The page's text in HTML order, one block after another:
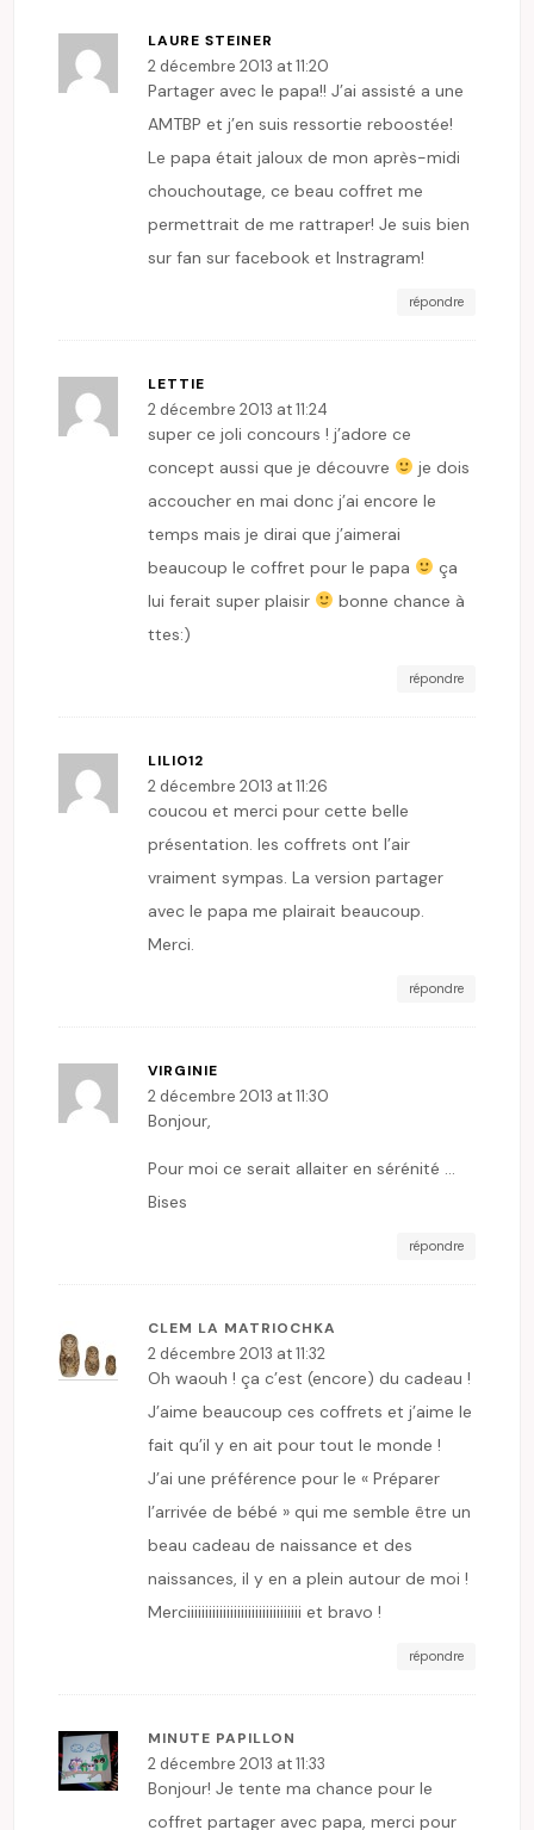
LAURE STEINER
2 décembre 2013 at 11:20
Partager avec le papa!! J’ai assisté a une
AMTBP et j’en suis ressortie reboostée!
Le papa était jaloux de mon après-midi
chouchoutage, ce beau coffret me
permettrait de me rattraper! Je suis bien
sur fan sur facebook et Instragram!
répondre
LETTIE
2 décembre 2013 at 11:24
super ce joli concours ! j’adore ce
concept aussi que je découvre
je dois
accoucher en mai donc j’ai encore le
temps mais je dirai que j’aimerai
beaucoup le coffret pour le papa
ça
lui ferait super plaisir
bonne chance à
ttes:)
répondre
LILI012
2 décembre 2013 at 11:26
coucou et merci pour cette belle
présentation. les coffrets ont l’air
vraiment sympas. La version partager
avec le papa me plairait beaucoup.
Merci.
répondre
VIRGINIE
2 décembre 2013 at 11:30
Bonjour,
Pour moi ce serait allaiter en sérénité …
Bises
répondre
CLEM LA MATRIOCHKA
2 décembre 2013 at 11:32
Oh waouh ! ça c’est (encore) du cadeau !
J’aime beaucoup ces coffrets et j’aime le
fait qu’il y en ait pour tout le monde !
J’ai une préférence pour le « Préparer
l’arrivée de bébé » qui me semble être un
beau cadeau de naissance et des
naissances, il y en a plein autour de moi !
Merciiiiiiiiiiiiiiiiiiiiiiiiiiiiiiii et bravo !
répondre
MINUTE PAPILLON
2 décembre 2013 at 11:33
Bonjour! Je tente ma chance pour le
coffret partager avec papa, merci pour